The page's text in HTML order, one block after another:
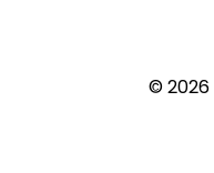
© 2026